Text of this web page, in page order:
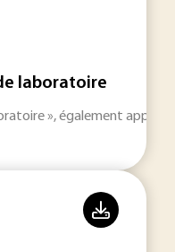
laboratoire
», également